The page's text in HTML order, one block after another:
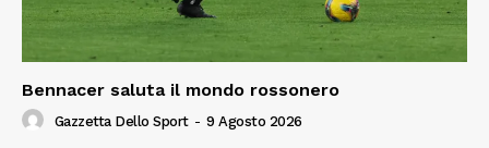
Bennacer saluta il mondo rossonero
Gazzetta Dello Sport - 9 Agosto 2026